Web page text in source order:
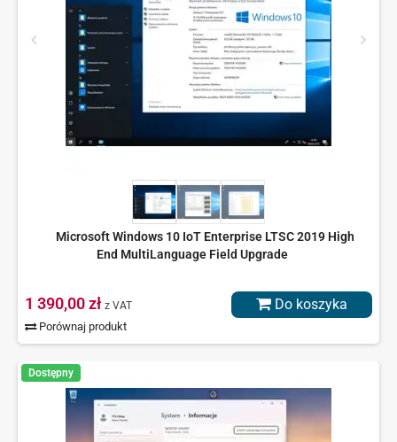
Microsoft Windows 10 IoT Enterprise LTSC 2019 High
End MultiLanguage Field Upgrade
1 390,00 zł z VAT
Porównaj produkt
Do koszyka
Dostępny